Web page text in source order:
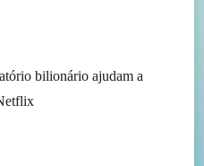
bilionário ajudam a